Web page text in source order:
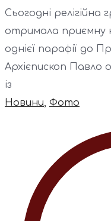
Сьогодні релігійна
отримала приємну
однієї парафії до
Архієпископ Павло
із
Новини, Фото